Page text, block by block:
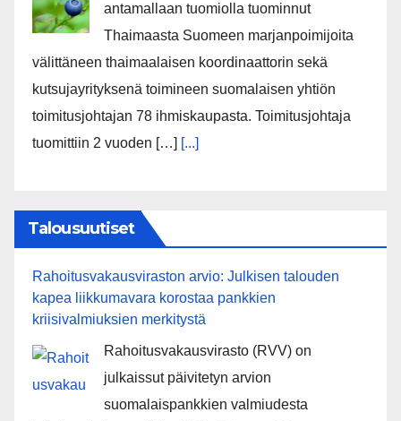
antamallaan tuomiolla tuominnut
Thaimaasta Suomeen marjanpoimijoita
välittäneen thaimaalaisen koordinaattorin sekä
kutsujayrityksenä toimineen suomalaisen yhtiön
toimitusjohtajan 78 ihmiskaupasta. Toimitusjohtaja
tuomittiin 2 vuoden […] [...]
Talousuutiset
Rahoitusvakausviraston arvio: Julkisen talouden
kapea liikkumavara korostaa pankkien
kriisivalmiuksien merkitystä
Rahoitusvakausvirasto (RVV) on
julkaissut päivitetyn arvion
suomalaispankkien valmiudesta